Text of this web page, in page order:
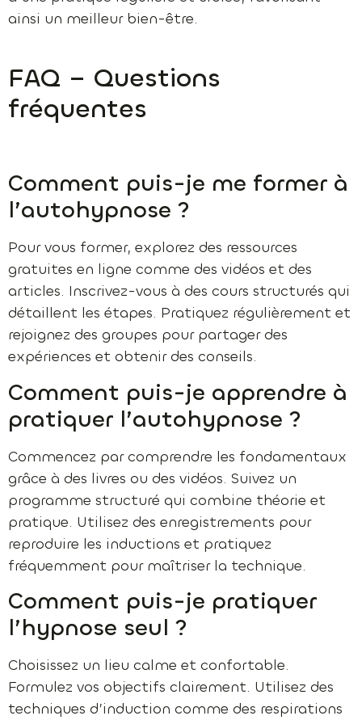
ainsi un meilleur bien-être.
FAQ – Questions
fréquentes
Comment puis-je me former à
l’autohypnose ?
Pour vous former, explorez des ressources
gratuites en ligne comme des vidéos et des
articles. Inscrivez-vous à des cours structurés qui
détaillent les étapes. Pratiquez régulièrement et
rejoignez des groupes pour partager des
expériences et obtenir des conseils.
Comment puis-je apprendre à
pratiquer l’autohypnose ?
Commencez par comprendre les fondamentaux
grâce à des livres ou des vidéos. Suivez un
programme structuré qui combine théorie et
pratique. Utilisez des enregistrements pour
reproduire les inductions et pratiquez
fréquemment pour maîtriser la technique.
Comment puis-je pratiquer
l’hypnose seul ?
Choisissez un lieu calme et confortable.
Formulez vos objectifs clairement. Utilisez des
techniques d’induction comme des respirations